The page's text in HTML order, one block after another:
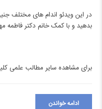
در این ویدئو اندام های مختلف
بدهید و با کمک خانم دکتر فاطمه
برای مشاهده سایر مطالب علمی
ادامه خواندن